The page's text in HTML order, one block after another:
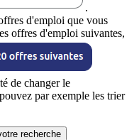
.
d'emploi que vous
offres d'emploi suivantes,
de changer le
par exemple les trier
recherche